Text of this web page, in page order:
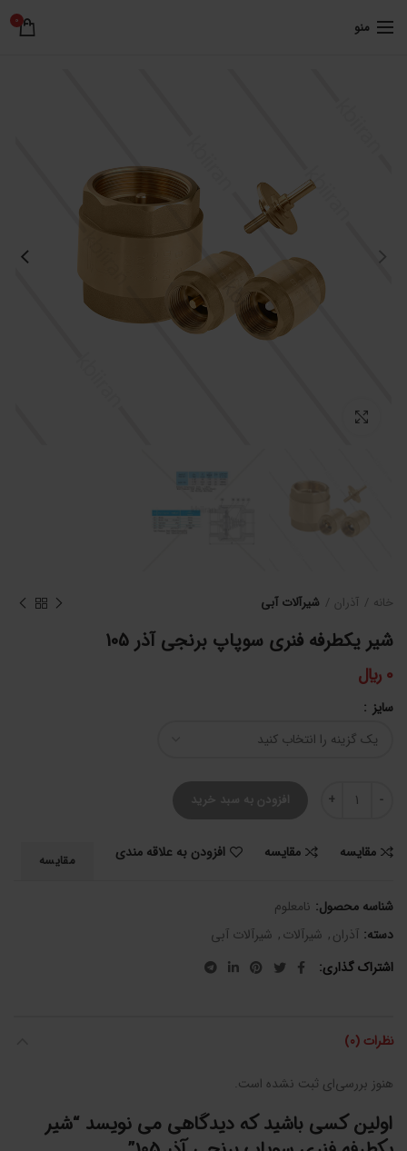
منو 0
خانه آذران شیرآلات آبی
شیر یکطرفه فنری سوپاپ برنجی آذر 105
0 ﷼
سایز
شیر یکطرفه فنری سوپاپ برنجی آذر 105 عدد
افزودن به سبد خرید
مقایسه مقایسه افزودن به علاقه مندی مقایسه
شناسه محصول: نامعلوم
دسته: آذران, شیرآلات, شیرآلات آبی
اشتراک گذاری
نظرات (0)
هنوز بررسی‌ای ثبت نشده است.
اولین کسی باشید که دیدگاهی می نویسد “شیر